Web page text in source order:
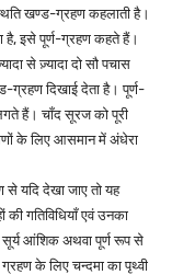
खण्ड-ग्रहण कहलाती है।
है, इसे पूर्ण-ग्रहण कहते हैं।
से ज़्यादा दो सौ पचास
दिखाई देता है। पूर्ण-
हैं। चाँद सूरज को पूरी
के लिए आसमान में अंधेरा
से यदि देखा जाए तो यह
की गतिविधियाँ एवं उनका
सूर्य आंशिक अथवा पूर्ण रूप से
के लिए चन्दमा का पृथ्वी